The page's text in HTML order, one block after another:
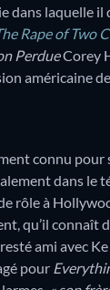
dans laquelle il
Rape of Two
PerdueCorey
américaine de
connu
dans le
rôle à
qu’il connaît
ami avec
pour